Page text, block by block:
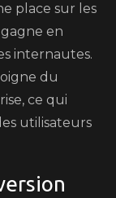
place sur les
en
internautes.
du
ce qui
utilisateurs